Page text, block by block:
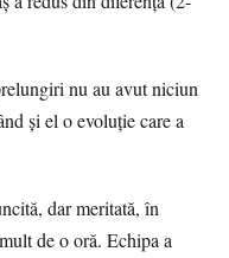
nu au avut niciun
și el o evoluție care a
dar meritată, în
de o oră. Echipa a